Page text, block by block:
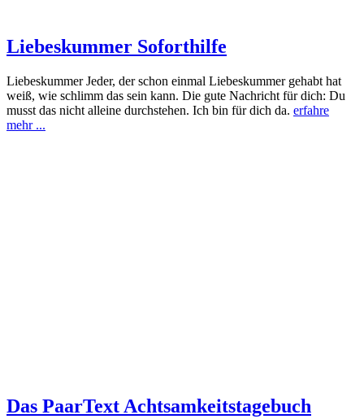
Liebeskummer Soforthilfe
Liebeskummer Jeder, der schon einmal Liebeskummer gehabt hat
weiß, wie schlimm das sein kann. Die gute Nachricht für dich: Du
musst das nicht alleine durchstehen. Ich bin für dich da. erfahre
mehr ...
Das PaarText Achtsamkeitstagebuch